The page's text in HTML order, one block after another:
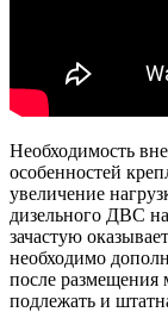
Необходимость
особенностей
увеличение
дизельного ДВС
зачастую
необходимо
после размещения
подлежать и